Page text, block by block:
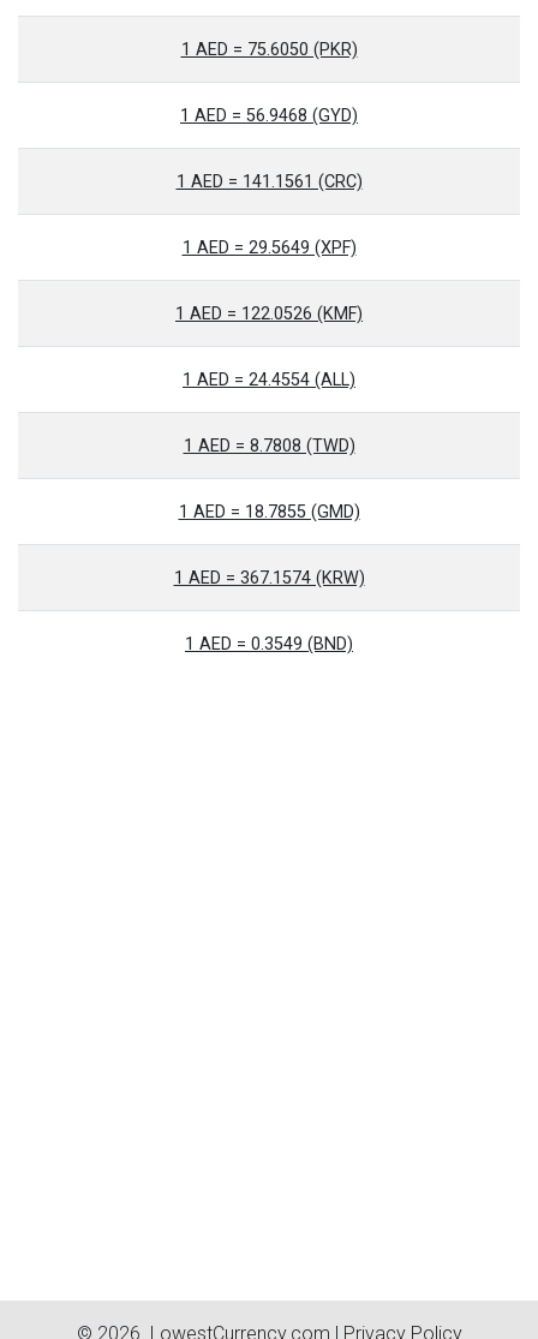
1 AED = 75.6050 (PKR)
1 AED = 56.9468 (GYD)
1 AED = 141.1561 (CRC)
1 AED = 29.5649 (XPF)
1 AED = 122.0526 (KMF)
1 AED = 24.4554 (ALL)
1 AED = 8.7808 (TWD)
1 AED = 18.7855 (GMD)
1 AED = 367.1574 (KRW)
1 AED = 0.3549 (BND)
© 2026. LowestCurrency.com | Privacy Policy